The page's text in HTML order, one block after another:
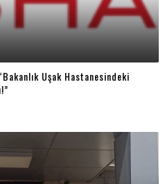
Uşak Hastanesindeki